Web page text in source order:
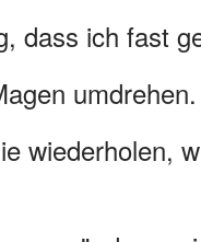
dass ich fast
umdrehen.
wiederholen,